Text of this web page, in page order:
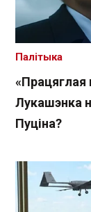
«Працяглая
Лукашэнка
Пуціна?
Палітыка